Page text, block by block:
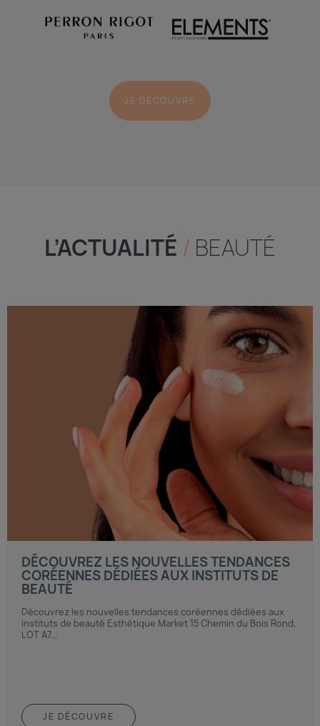
JE DÉCOUVRE
L’ACTUALITÉ / BEAUTÉ
DÉCOUVREZ LES NOUVELLES TENDANCES
CORÉENNES DÉDIÉES AUX INSTITUTS DE
BEAUTÉ
Découvrez les nouvelles tendances coréennes dédiées aux
instituts de beauté Esthétique Market 15 Chemin du Bois Rond,
LOT A7...
JE DÉCOUVRE